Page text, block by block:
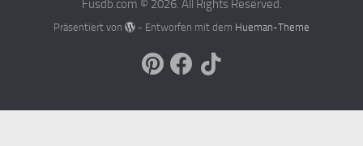
Fusdb.com © 2026. All Rights Reserved.
Präsentiert von - Entworfen mit dem Hueman-Theme